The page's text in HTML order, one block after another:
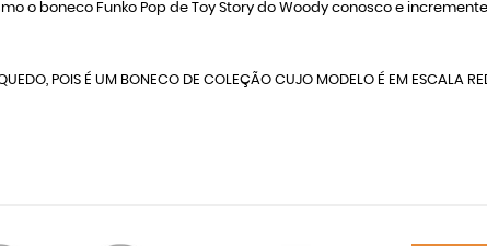
o boneco Funko Pop de Toy Story do Woody conosco e
POIS É UM BONECO DE COLEÇÃO CUJO MODELO É EM ESCALA